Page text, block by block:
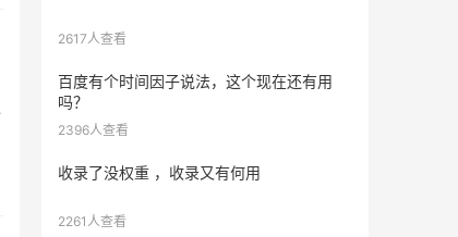
2617人查看
百度有个时间因子说法，这个现在还有用
吗？
2396人查看
收录了没权重 ，收录又有何用
2261人查看